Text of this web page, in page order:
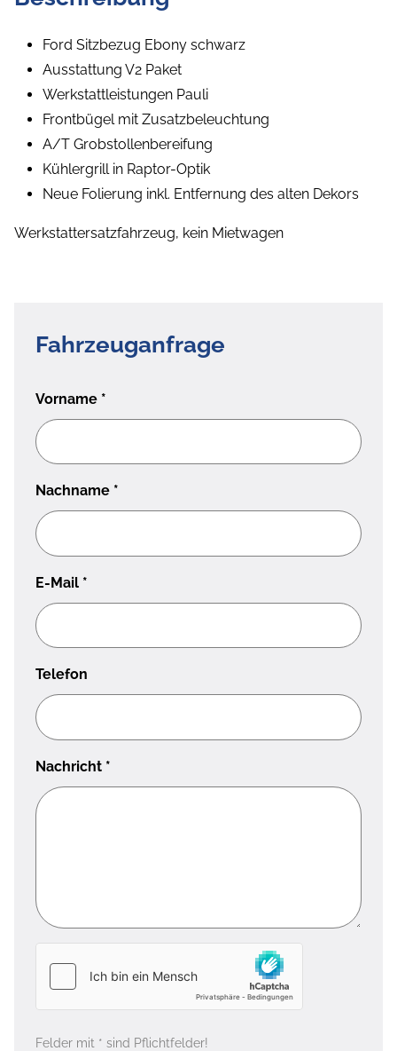
Ford Sitzbezug Ebony schwarz
Ausstattung V2 Paket
Werkstattleistungen Pauli
Frontbügel mit Zusatzbeleuchtung
A/T Grobstollenbereifung
Kühlergrill in Raptor-Optik
Neue Folierung inkl. Entfernung des alten Dekors
Werkstattersatzfahrzeug, kein Mietwagen
Fahrzeuganfrage
Vorname *
Nachname *
E-Mail *
Telefon
Nachricht *
Felder mit * sind Pflichtfelder!